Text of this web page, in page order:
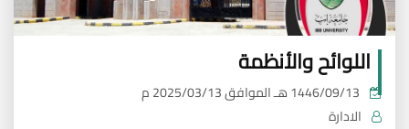
اللوائح والأنظمة
الموافق2025/03/13 م
الادارة